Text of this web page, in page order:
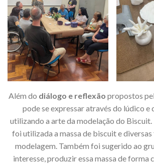
Além do diálogo e reflexão propostos
pode se expressar através do lúdico e
utilizando a arte da modelação do
foi utilizada a massa de biscuit e
modelagem. Também foi sugerido ao
interesse, produzir essa massa de forma